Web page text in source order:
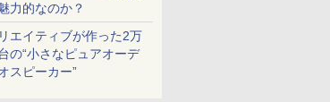
力的なのか？
エイティブが作った2万
の“小さなピュアオーデ
スピーカー”